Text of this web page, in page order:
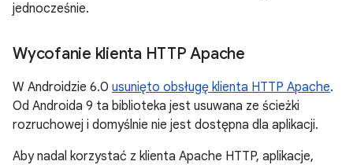
jednocześnie.
Wycofanie klienta HTTP Apache
W Androidzie 6.0 usunięto obsługę klienta HTTP Apache.
Od Androida 9 ta biblioteka jest usuwana ze ścieżki
rozruchowej i domyślnie nie jest dostępna dla aplikacji.
Aby nadal korzystać z klienta Apache HTTP, aplikacje,